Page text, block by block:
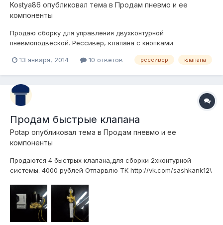
Kostya86 опубликовал тема в Продам пневмо и ее
компоненты
Продаю сборку для управления двухконтурной
пневмоподвеской. Рессивер, клапана с кнопками
увпавления, монометр, осушитель и датчик давления для
включения компрессора(8атм-вкл, 10атм-выкл). За все хочу
занимает не много места.
13 января, 2014 10 ответов рессивер клапана
Продам быстрые клапана
Potap опубликовал тема в Продам пневмо и ее
компоненты
Продаются 4 быстрых клапана,для сборки 2хконтурной
системы. 4000 рублей Отпарвлю ТК http://vk.com/sashkank12\